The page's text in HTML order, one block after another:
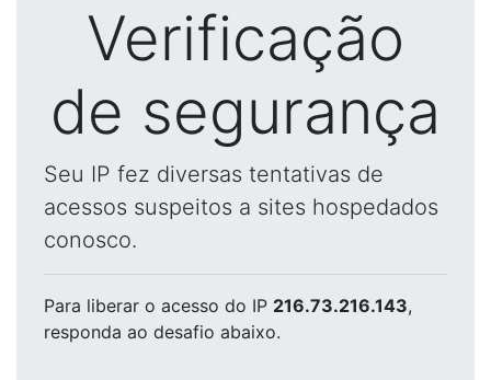
Verificação
de segurança
Seu IP fez diversas tentativas de
acessos suspeitos a sites hospedados
conosco.
Para liberar o acesso do IP 216.73.216.143,
responda ao desafio abaixo.